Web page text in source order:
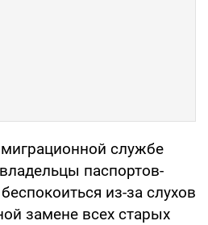
службе
паспортов-
из-за слухов
замене всех старых